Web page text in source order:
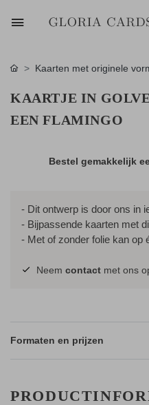
Kaarten met originele
KAARTJE IN
EEN FLAMINGO
Bestel gemakkelijk
- Dit ontwerp is door ons in
- Bijpassende kaarten met
- Met of zonder folie kan op
Neem contact met ons
Formaten en prijzen